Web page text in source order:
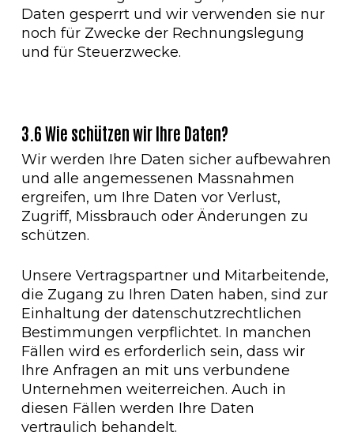
Daten gesperrt und wir verwenden sie nur
noch für Zwecke der Rechnungslegung
und für Steuerzwecke.
3.6 Wie schützen wir Ihre Daten?
Wir werden Ihre Daten sicher aufbewahren
und alle angemessenen Massnahmen
ergreifen, um Ihre Daten vor Verlust,
Zugriff, Missbrauch oder Änderungen zu
schützen.
Unsere Vertragspartner und Mitarbeitende,
die Zugang zu Ihren Daten haben, sind zur
Einhaltung der datenschutzrechtlichen
Bestimmungen verpflichtet. In manchen
Fällen wird es erforderlich sein, dass wir
Ihre Anfragen an mit uns verbundene
Unternehmen weiterreichen. Auch in
diesen Fällen werden Ihre Daten
vertraulich behandelt.